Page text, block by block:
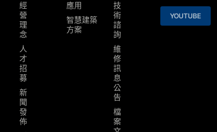
經
營
理
念
人
才
招
募
新
聞
發
佈
應用
智慧建築
⽅案
技
術
諮
詢
維
修
訊
息
公
告
檔
案
YOUTUBE